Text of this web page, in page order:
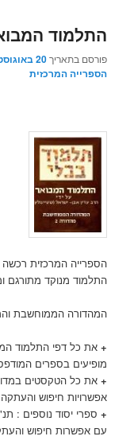
התלמוד
פורסם בתאריך20 באוגוסט 2009
הספרייה המרכזית
הספרייה המרכזית
התלמוד מנוקד מתורגם
המהדורה הממוחשבת
+
מופיעים בספרים
+ את כל הטקסטים
אפשרויות חיפוש
+ ספרי יסוד נוספים :
עם אפשרות חיפוש